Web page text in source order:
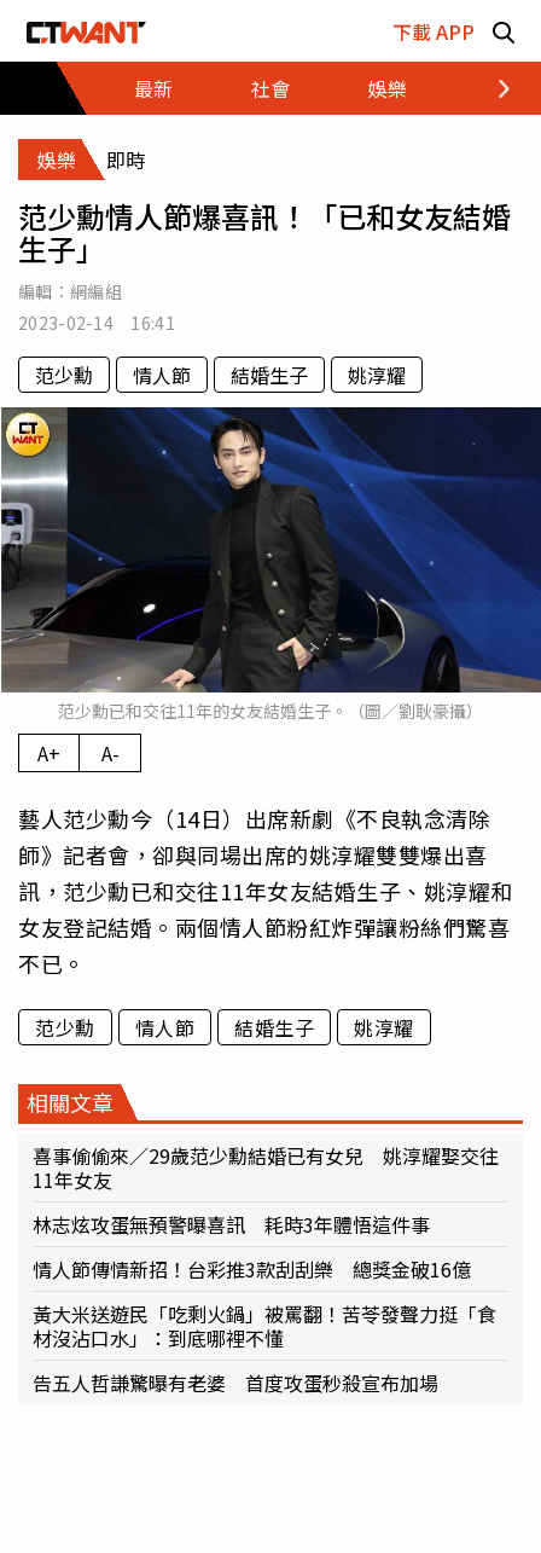
下載 APP
最新
社會 娛樂 財經
娛樂 即時
范少勳情人節爆喜訊！「已和女友結婚
生子」
編輯： 網編組
2023-02-14 16:41
范少勳 情人節 結婚生子 姚淳耀
范少勳已和交往11年的女友結婚生子。（圖／劉耿豪攝）
A+ A-
藝人范少勳今（14日）出席新劇《不良執念清除
師》記者會，卻與同場出席的姚淳耀雙雙爆出喜
訊，范少勳已和交往11年女友結婚生子、姚淳耀和
女友登記結婚。兩個情人節粉紅炸彈讓粉絲們驚喜
不已。
范少勳 情人節 結婚生子 姚淳耀
相關文章
喜事偷偷來／29歲范少勳結婚已有女兒 姚淳耀娶交往
11年女友
林志炫攻蛋無預警曝喜訊 耗時3年體悟這件事
情人節傳情新招！台彩推3款刮刮樂 總獎金破16億
黃大米送遊民「吃剩火鍋」被罵翻！苦苓發聲力挺「食
材沒沾口水」：到底哪裡不懂
告五人哲謙驚曝有老婆 首度攻蛋秒殺宣布加場